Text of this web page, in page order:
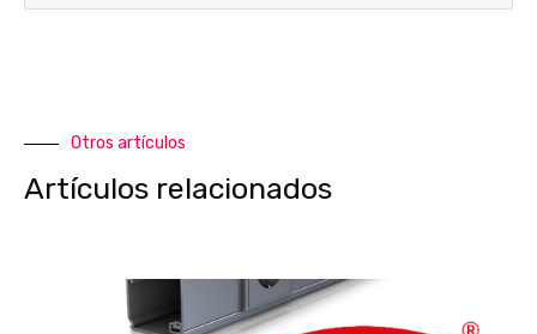
Otros artículos
Artículos relacionados